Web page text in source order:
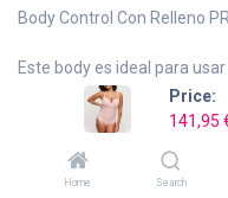
Price:
141,95
Home Search
Body Control Con Relleno
Este body es ideal para
Confeccionado con una tela